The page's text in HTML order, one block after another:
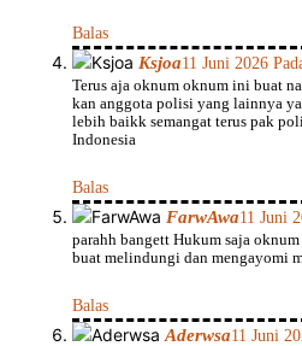
Balas
Ksjoa11 Juni 2026
Terus aja oknum oknum ini buat
kan anggota polisi yang lainnya
lebih baikk semangat terus pak
Indonesia
Balas
FarwAwa11 Juni
parahh bangett Hukum saja
buat melindungi dan mengayomi
Balas
Aderwsa11 Juni